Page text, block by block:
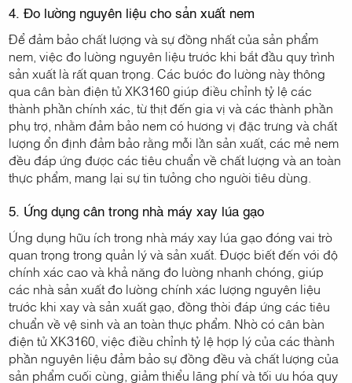
4. Đo lường nguyên liệu cho sản xuất nem
Để đảm bảo chất lượng và sự đồng nhất của sản phẩm
nem, việc đo lường nguyên liệu trước khi bắt đầu quy trình
sản xuất là rất quan trọng. Các bước đo lường này thông
qua cân bàn điện tử XK3160 giúp điều chỉnh tỷ lệ các
thành phần chính xác, từ thịt đến gia vị và các thành phần
phụ trợ, nhằm đảm bảo nem có hương vị đặc trưng và chất
lượng ổn định đảm bảo rằng mỗi lần sản xuất, các mẻ nem
đều đáp ứng được các tiêu chuẩn về chất lượng và an toàn
thực phẩm, mang lại sự tin tưởng cho người tiêu dùng.
5. Ứng dụng cân trong nhà máy xay lúa gạo
Ứng dụng hữu ích trong nhà máy xay lúa gạo đóng vai trò
quan trọng trong quản lý và sản xuất. Được biết đến với độ
chính xác cao và khả năng đo lường nhanh chóng, giúp
các nhà sản xuất đo lường chính xác lượng nguyên liệu
trước khi xay và sản xuất gạo, đồng thời đáp ứng các tiêu
chuẩn về vệ sinh và an toàn thực phẩm. Nhờ có cân bàn
điện tử XK3160, việc điều chỉnh tỷ lệ hợp lý của các thành
phần nguyên liệu đảm bảo sự đồng đều và chất lượng của
sản phẩm cuối cùng, giảm thiểu lãng phí và tối ưu hóa quy